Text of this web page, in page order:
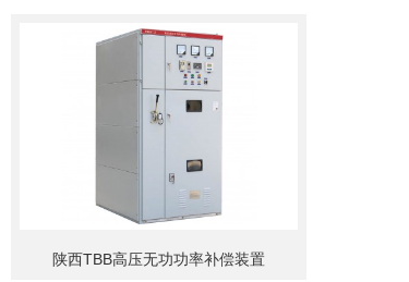
陕西TBB高压无功功率补偿装置